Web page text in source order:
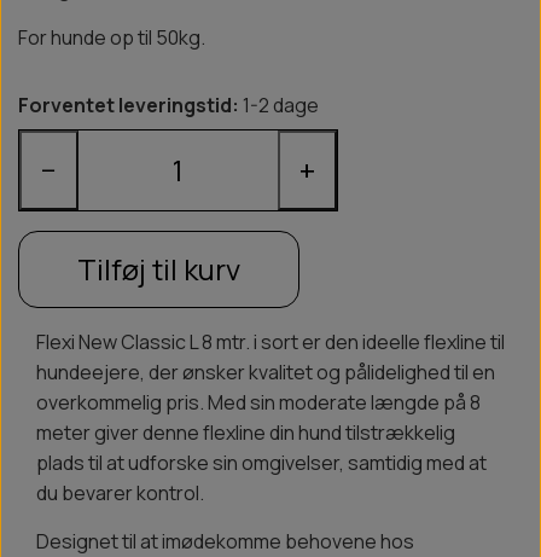
For hunde op til 50kg.
Forventet leveringstid: 1-2 dage
− +
Tilføj til kurv
Flexi New Classic L 8 mtr. i sort er den ideelle flexline til
hundeejere, der ønsker kvalitet og pålidelighed til en
overkommelig pris. Med sin moderate længde på 8
meter giver denne flexline din hund tilstrækkelig
plads til at udforske sin omgivelser, samtidig med at
du bevarer kontrol.
Designet til at imødekomme behovene hos